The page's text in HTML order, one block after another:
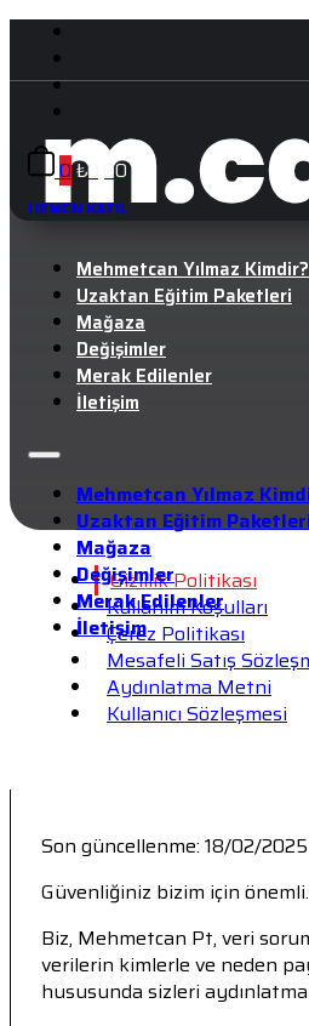
0₺0,00
HEMEN KATIL
Mehmetcan Yılmaz Kimdir?
Uzaktan Eğitim Paketleri
Mağaza
Değişimler
Merak Edilenler
İletişim
Mehmetcan Yılmaz
Uzaktan Eğitim
Mağaza
Değişimler
Merak Edilenler
İletişim
Gizlilik Politikası
Kullanım Koşulları
Çerez Politikası
Mesafeli Satış
Aydınlatma Metni
Kullanıcı Sözleşmesi
Son güncellenme: 18/02/2025
Güvenliğiniz bizim için
Biz, Mehmetcan Pt, veri
verilerin kimlerle ve neden
hususunda sizleri